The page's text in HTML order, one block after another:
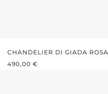
CHANDELIER DI GIADA ROSA
PREZZO NORMALE:
490,00 €